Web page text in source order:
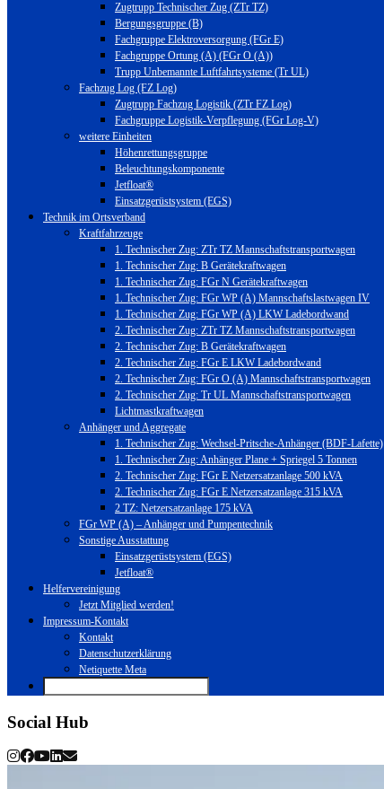
Zugtrupp Technischer Zug (ZTr TZ)
Bergungsgruppe (B)
Fachgruppe Elektroversorgung (FGr E)
Fachgruppe Ortung (A) (FGr O (A))
Trupp Unbemannte Luftfahrtsysteme (Tr UL)
Fachzug Log (FZ Log)
Zugtrupp Fachzug Logistik (ZTr FZ Log)
Fachgruppe Logistik-Verpflegung (FGr Log-V)
weitere Einheiten
Höhenrettungsgruppe
Beleuchtungskomponente
Jetfloat®
Einsatzgerüstsystem (EGS)
Technik im Ortsverband
Kraftfahrzeuge
1. Technischer Zug: ZTr TZ Mannschaftstransportwagen
1. Technischer Zug: B Gerätekraftwagen
1. Technischer Zug: FGr N Gerätekraftwagen
1. Technischer Zug: FGr WP (A) Mannschaftslastwagen IV
1. Technischer Zug: FGr WP (A) LKW Ladebordwand
2. Technischer Zug: ZTr TZ Mannschaftstransportwagen
2. Technischer Zug: B Gerätekraftwagen
2. Technischer Zug: FGr E LKW Ladebordwand
2. Technischer Zug: FGr O (A) Mannschaftstransportwagen
2. Technischer Zug: Tr UL Mannschaftstransportwagen
Lichtmastkraftwagen
Anhänger und Aggregate
1. Technischer Zug: Wechsel-Pritsche-Anhänger (BDF-Lafette)
1. Technischer Zug: Anhänger Plane + Spriegel 5 Tonnen
2. Technischer Zug: FGr E Netzersatzanlage 500 kVA
2. Technischer Zug: FGr E Netzersatzanlage 315 kVA
2 TZ: Netzersatzanlage 175 kVA
FGr WP (A) – Anhänger und Pumpentechnik
Sonstige Ausstattung
Einsatzgerüstsystem (EGS)
Jetfloat®
Helfervereinigung
Jetzt Mitglied werden!
Impressum-Kontakt
Kontakt
Datenschutzerklärung
Netiquette Meta
Social Hub